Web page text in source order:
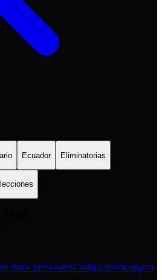
Ecuador Eliminatorias
datos personalesCódigo deontológico